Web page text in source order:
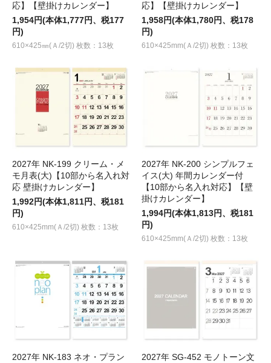
応】【壁掛けカレンダー】
1,954円(本体1,777円、税177
円)
610×425㎜(Ａ/2切) 枚数：13枚
応】【壁掛けカレンダー】
1,958円(本体1,780円、税178
円)
610×425mm(Ａ/2切) 枚数：13枚
2027年 NK-199 クリーム・メ
モ月表(大)【10部から名入れ対
応 壁掛けカレンダー】
1,992円(本体1,811円、税181
円)
610×425mm(Ａ/2切) 枚数：13枚
2027年 NK-200 シンプルフェ
イス(大) 年間カレンダー付
【10部から名入れ対応】【壁
掛けカレンダー】
1,994円(本体1,813円、税181
円)
610×425mm(Ａ/2切) 枚数：13枚
2027年 NK-183 ネオ・プラン
2027年 SG-452 モノトーン文